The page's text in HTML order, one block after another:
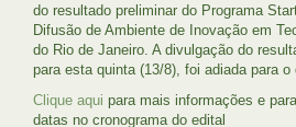
do resultado preliminar do Programa
Difusão de Ambiente de Inovação em
do Rio de Janeiro. A divulgação do
para esta quinta (13/8), foi adiada para o
Clique aqui para mais informações e
datas no cronograma do edital